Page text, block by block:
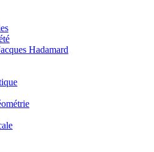
Hadamard